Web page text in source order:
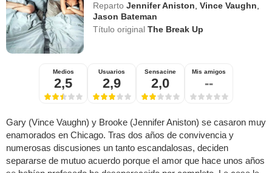
Reparto Jennifer Aniston ,Vince Vaughn
Jason Bateman
Título originalThe Break Up
Medios
2,5
Usuarios
2,9
Sensacine
2,0
Mis amigos
--
Gary (Vince Vaughn) y Brooke (Jennifer Aniston) se casaron muy
enamorados en Chicago. Tras dos años de convivencia y
numerosas discusiones un tanto escandalosas, deciden
separarse de mutuo acuerdo porque el amor que hace unos años